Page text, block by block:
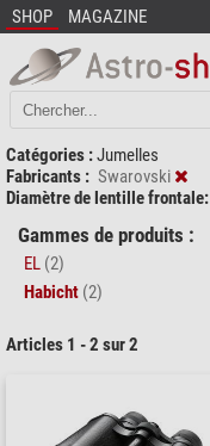
SHOP MAGAZINE
Catégories :Jumelles
Fabricants : Swarovski
Diamètre de lentille frontale:
Gammes de produits :
EL (2)
Habicht (2)
Articles 1 - 2 sur 2